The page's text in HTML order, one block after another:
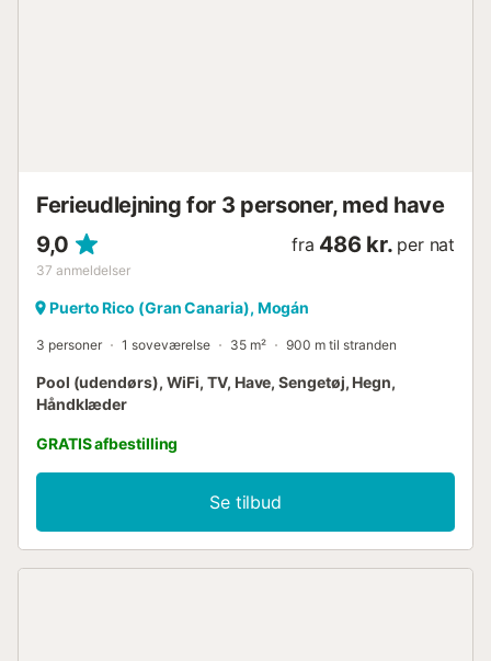
Ferieudlejning for 3 personer, med have
9,0
37 anmeldelser
fra 486 kr. per nat
Puerto Rico (Gran Canaria), Mogán
3 personer 1 soveværelse 35 m² 900 m til stranden
Pool (udendørs), WiFi, TV, Have, Sengetøj, Hegn,
Håndklæder
GRATIS afbestilling
Se tilbud